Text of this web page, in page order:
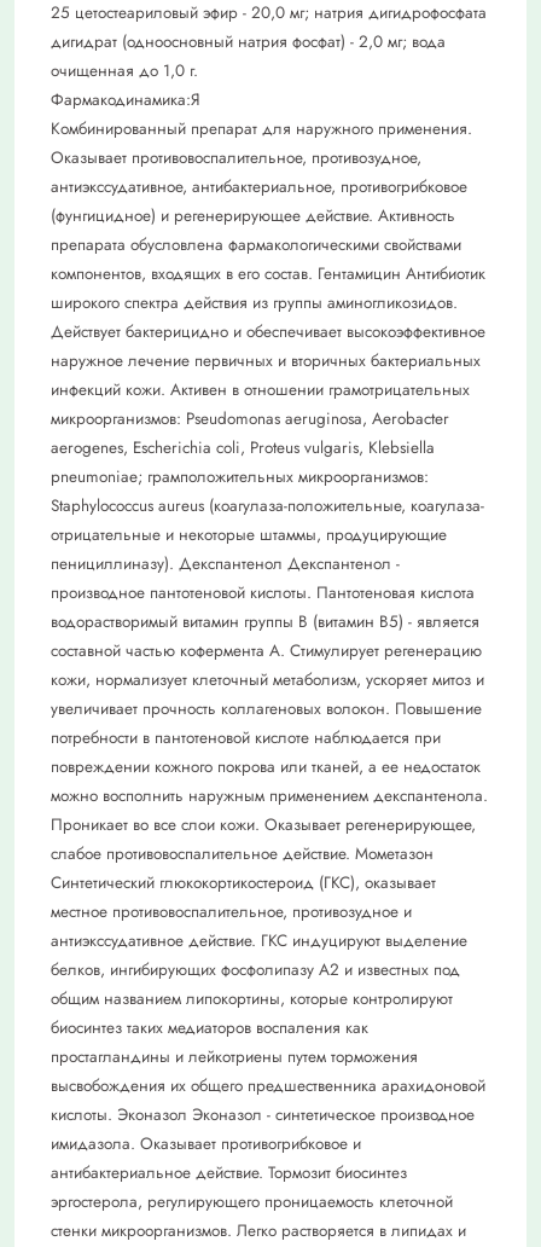
25 цетостеариловый эфир - 20,0 мг; натрия дигидрофосфата
дигидрат (одноосновный натрия фосфат) - 2,0 мг; вода
очищенная до 1,0 г.
Фармакодинамика:Я
Комбинированный препарат для наружного применения.
Оказывает противовоспалительное, противозудное,
антиэкссудативное, антибактериальное, противогрибковое
(фунгицидное) и регенерирующее действие. Активность
препарата обусловлена фармакологическими свойствами
компонентов, входящих в его состав. Гентамицин Антибиотик
широкого спектра действия из группы аминогликозидов.
Действует бактерицидно и обеспечивает высокоэффективное
наружное лечение первичных и вторичных бактериальных
инфекций кожи. Активен в отношении грамотрицательных
микроорганизмов: Pseudomonas aeruginosa, Aerobacter
aerogenes, Escherichia coli, Proteus vulgaris, Klebsiella
pneumoniae; грамположительных микроорганизмов:
Staphylococcus aureus (коагулаза-положительные, коагулаза-
отрицательные и некоторые штаммы, продуцирующие
пенициллиназу). Декспантенол Декспантенол -
производное пантотеновой кислоты. Пантотеновая кислота
водорастворимый витамин группы В (витамин В5) - является
составной частью кофермента А. Стимулирует регенерацию
кожи, нормализует клеточный метаболизм, ускоряет митоз и
увеличивает прочность коллагеновых волокон. Повышение
потребности в пантотеновой кислоте наблюдается при
повреждении кожного покрова или тканей, а ее недостаток
можно восполнить наружным применением декспантенола.
Проникает во все слои кожи. Оказывает регенерирующее,
слабое противовоспалительное действие. Мометазон
Синтетический глюкокортикостероид (ГКС), оказывает
местное противовоспалительное, противозудное и
антиэкссудативное действие. ГКС индуцируют выделение
белков, ингибирующих фосфолипазу А2 и известных под
общим названием липокортины, которые контролируют
биосинтез таких медиаторов воспаления как
простагландины и лейкотриены путем торможения
высвобождения их общего предшественника арахидоновой
кислоты. Эконазол Эконазол - синтетическое производное
имидазола. Оказывает противогрибковое и
антибактериальное действие. Тормозит биосинтез
эргостерола, регулирующего проницаемость клеточной
стенки микроорганизмов. Легко растворяется в липидах и